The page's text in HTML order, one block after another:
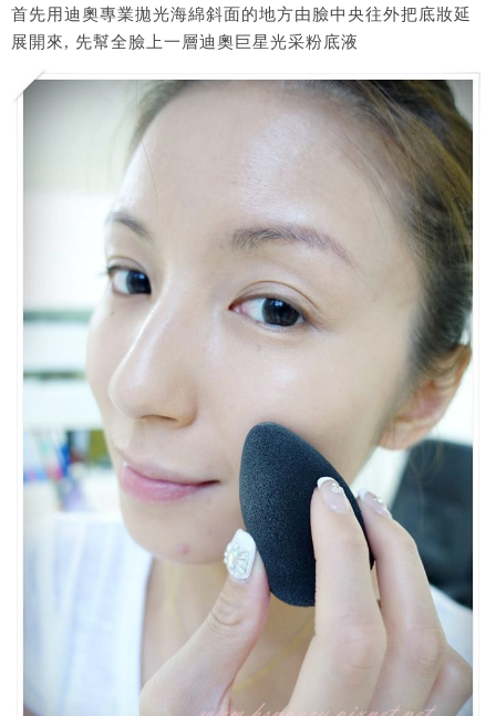
首先用迪奧專業拋光海綿斜面的地方由臉中央往外把底妝延
展開來, 先幫全臉上一層迪奧巨星光采粉底液